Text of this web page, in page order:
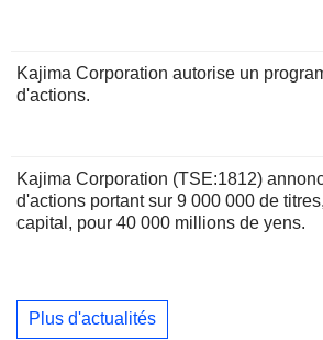
Kajima Corporation autorise un
d'actions.
Kajima Corporation (TSE:1812)
d'actions portant sur 9 000 000 de
capital, pour 40 000 millions de yens.
Plus d'actualités